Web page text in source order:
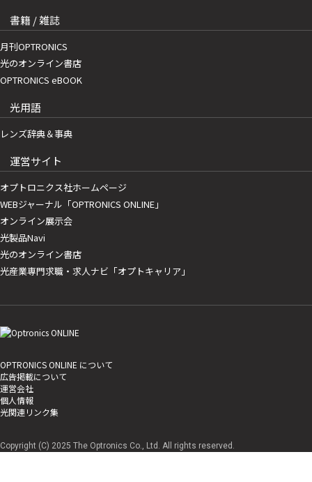
書籍 / 雑誌
月刊OPTRONICS
光のオンライン書店
OPTRONICS eBOOK
光用語
レンズ辞典＆事典
運営サイト
オプトロニクス社ホームページ
WEBジャーナル「OPTRONICS ONLINE」
オンライン展示会
光製品Navi
光のオンライン書店
光産業専門求職・求人ナビ「オプトキャリア」
OPTRONICS ONLINE について
広告掲載について
運営会社
個人情報
光関連リンク集
Copyright (C) 2025 The Optronics Co., Ltd. All rights reserved.